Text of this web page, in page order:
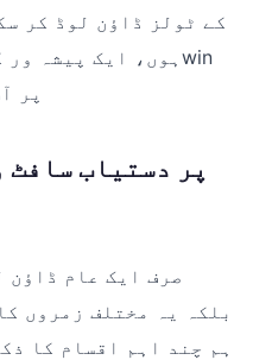
کے ٹولز ڈاؤن لوڈ کر
پر
بلکہ یہ مختلف زمروں
ہم چند اہم اقسام کا